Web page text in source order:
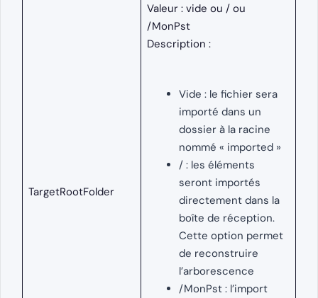
TargetRootFolder
Valeur : vide ou / ou
/MonPst
Description :
Vide : le fichier sera
importé dans un
dossier à la racine
nommé « imported »
/ : les éléments
seront importés
directement dans la
boîte de réception.
Cette option permet
de reconstruire
l’arborescence
/MonPst : l’import